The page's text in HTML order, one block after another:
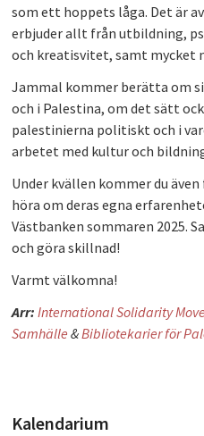
som ett hoppets låga. Det är
erbjuder allt från utbildning,
och kreatisvitet, samt mycket
Jammal kommer berätta om
och i Palestina, om det sätt
palestinierna politiskt och i
arbetet med kultur och
Under kvällen kommer du
höra om deras egna
Västbanken sommaren 2025.
och göra skillnad!
Varmt välkomna!
Arr:International Solidarity
Samhälle &Bibliotekarier för
Kalendarium